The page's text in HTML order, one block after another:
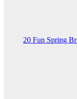
20 Fun Spring